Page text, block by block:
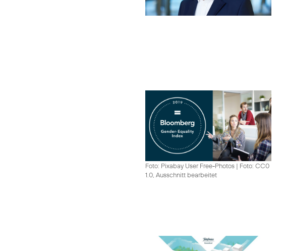
Foto: Pixabay User Free-Photos | Foto: CC0
1.0, Ausschnitt bearbeitet